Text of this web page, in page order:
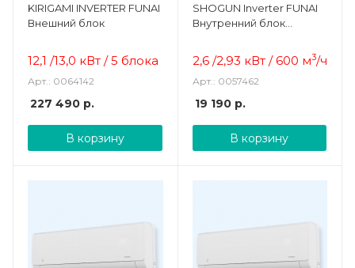
KIRIGAMI INVERTER FUNAI
Внешний блок
12,1 /13,0 кВт / 5 блока
Арт.: 0064142
227 490 р.
В корзину
SHOGUN Inverter FUNAI
Внутренний блок
2,6 /2,93 кВт / 600 м3/ч
Арт.: 0057462
19 190р.
В корзину